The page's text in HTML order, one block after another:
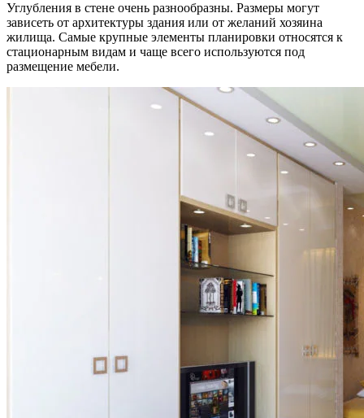
Углубления в стене очень разнообразны. Размеры могут
зависеть от архитектуры здания или от желаний хозяина
жилища. Самые крупные элементы планировки относятся к
стационарным видам и чаще всего используются под
размещение мебели.